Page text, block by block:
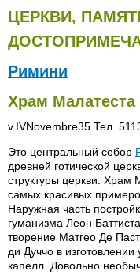
ЦЕРКВИ,
Римини
Храм Малатеста
v.IVNovembre35 Тел.
Это центральный собор
древней готической
структуры церкви. Храм
самых красивых
Наружная часть
гуманизма Леон
творение Матгео Де
ди Дуччо в
капелл. Довольно